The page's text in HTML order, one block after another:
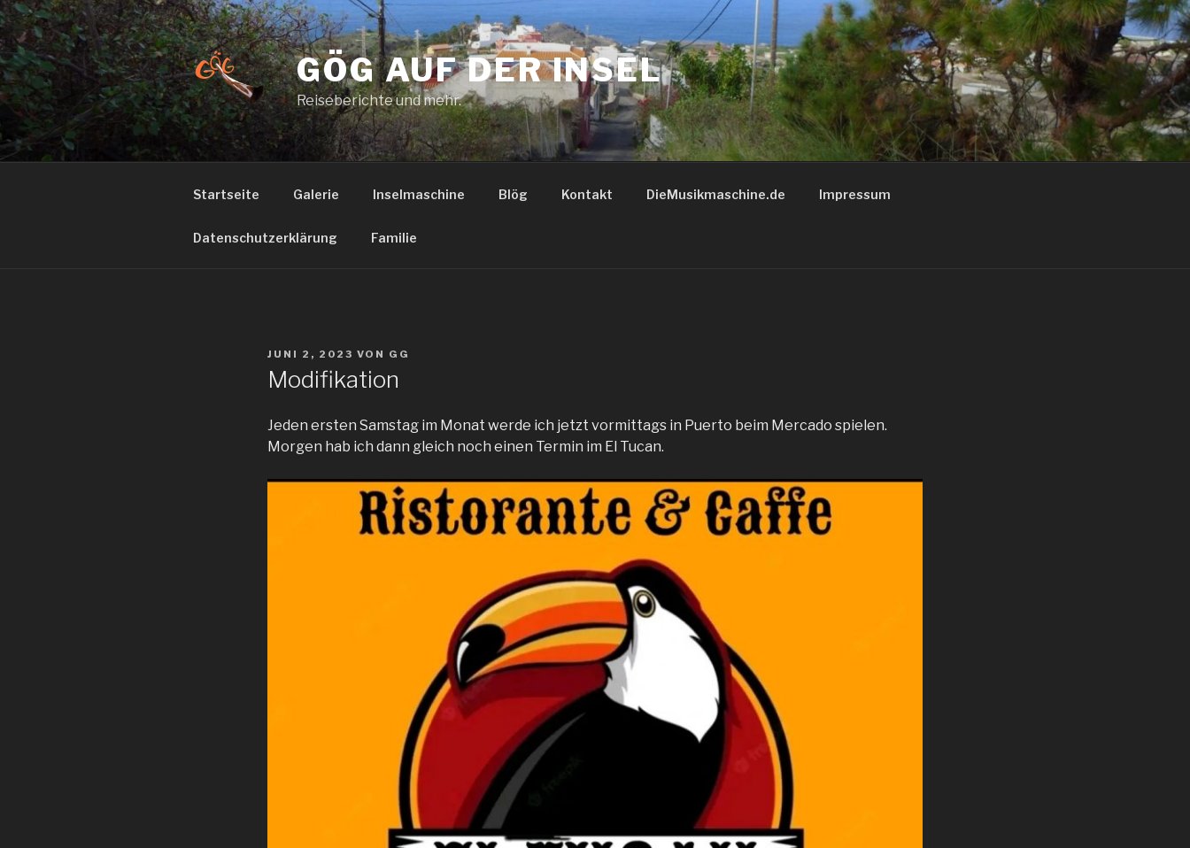
Zum
Inhalt
springen
GÖG AUF DER INSEL
Reiseberichte und mehr.
Startseite Galerie Inselmaschine Blög Kontakt DieMusikmaschine.de Impressum
Datenschutzerklärung Familie
VERÖFFENTLICHT
JUNI 2, 2023 VON GG
Modifikation
Jeden ersten Samstag im Monat werde ich jetzt vormittags in Puerto beim Mercado spielen.
Morgen hab ich dann gleich noch einen Termin im El Tucan.